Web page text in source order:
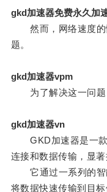
gkd加速器免费永久加
然而，网络速度的
题。
gkd加速器vpm
为了解决这一问题
gkd加速器vn
GKD加速器是一款
连接和数据传输，显
它通过一系列的智
将数据快速传输到目标